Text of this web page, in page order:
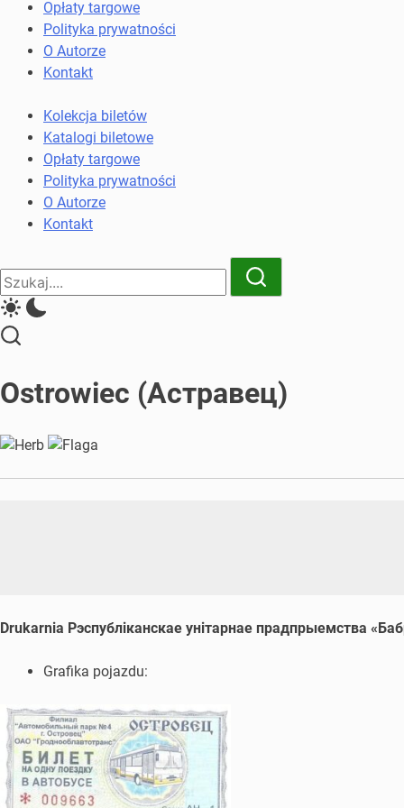
komunikacji
miejskiej
kolejowych
Opłaty targowe
Polityka prywatności
O Autorze
Kontakt
Kolekcja biletów
Katalogi biletowe
Opłaty targowe
Polityka prywatności
O Autorze
Kontakt
Close
Search
Search
Ostrowiec (Астравeц)
Drukarnia Рэспубліканскае унітарнае прадпрыемства
Grafika pojazdu: